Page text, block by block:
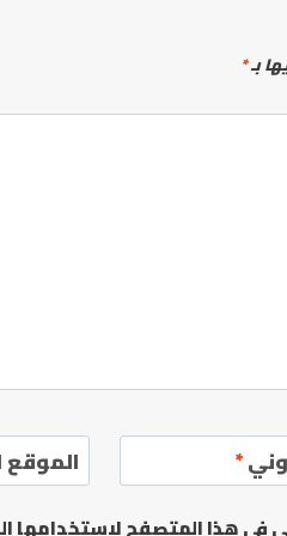
بـ*
* الموقع
في هذا المتصفح لاستخدامها